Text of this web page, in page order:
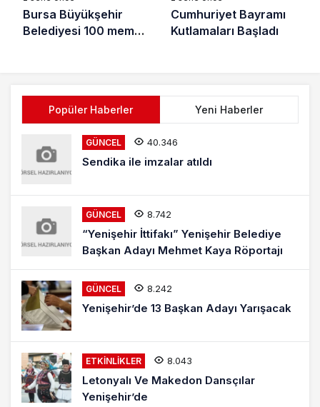
Bursa Büyükşehir
Belediyesi 100 memur
Cumhuriyet Bayramı
Kutlamaları Başladı
Popüler Haberler Yeni Haberler
GÜNCEL 40.346
Sendika ile imzalar atıldı
GÜNCEL 8.742
“Yenişehir İttifakı” Yenişehir Belediye
Başkan Adayı Mehmet Kaya Röportajı
GÜNCEL 8.242
Yenişehir’de 13 Başkan Adayı Yarışacak
ETKINLIKLER 8.043
Letonyalı Ve Makedon Dansçılar
Yenişehir’de